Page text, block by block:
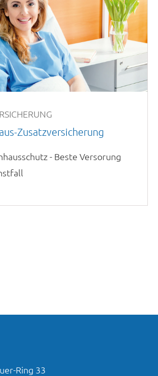
Zusatzversicherung
- Beste Versorung
Ring 33